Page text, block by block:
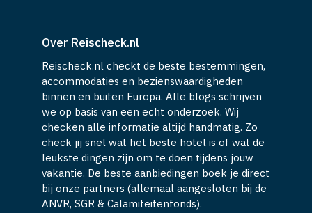
Over Reischeck.nl
Reischeck.nl checkt de beste bestemmingen,
accommodaties en bezienswaardigheden
binnen en buiten Europa. Alle blogs schrijven
we op basis van een echt onderzoek. Wij
checken alle informatie altijd handmatig. Zo
check jij snel wat het beste hotel is of wat de
leukste dingen zijn om te doen tijdens jouw
vakantie. De beste aanbiedingen boek je direct
bij onze partners (allemaal aangesloten bij de
ANVR, SGR & Calamiteitenfonds).